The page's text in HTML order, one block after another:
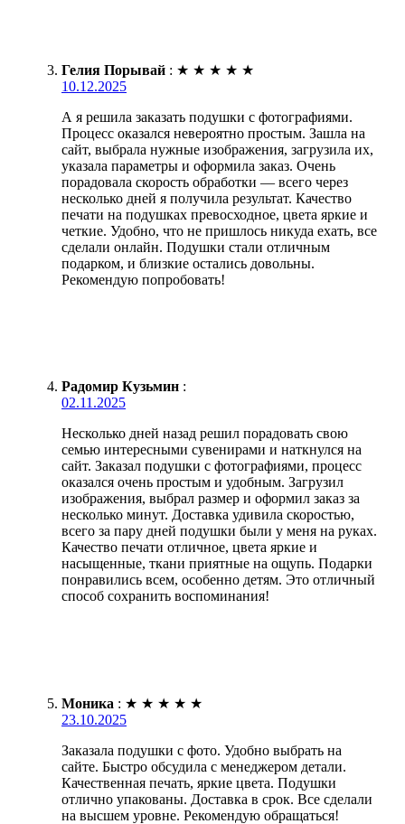
Гелия Порывай : ★ ★ ★ ★ ★
10.12.2025
А я решила заказать подушки с фотографиями.
Процесс оказался невероятно простым. Зашла на
сайт, выбрала нужные изображения, загрузила их,
указала параметры и оформила заказ. Очень
порадовала скорость обработки — всего через
несколько дней я получила результат. Качество
печати на подушках превосходное, цвета яркие и
четкие. Удобно, что не пришлось никуда ехать, все
сделали онлайн. Подушки стали отличным
подарком, и близкие остались довольны.
Рекомендую попробовать!
Радомир Кузьмин :
02.11.2025
Несколько дней назад решил порадовать свою
семью интересными сувенирами и наткнулся на
сайт. Заказал подушки с фотографиями, процесс
оказался очень простым и удобным. Загрузил
изображения, выбрал размер и оформил заказ за
несколько минут. Доставка удивила скоростью,
всего за пару дней подушки были у меня на руках.
Качество печати отличное, цвета яркие и
насыщенные, ткани приятные на ощупь. Подарки
понравились всем, особенно детям. Это отличный
способ сохранить воспоминания!
Моника : ★ ★ ★ ★ ★
23.10.2025
Заказала подушки с фото. Удобно выбрать на
сайте. Быстро обсудила с менеджером детали.
Качественная печать, яркие цвета. Подушки
отлично упакованы. Доставка в срок. Все сделали
на высшем уровне. Рекомендую обращаться!